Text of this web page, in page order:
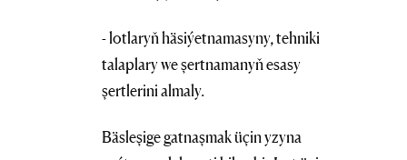
- lotlaryň häsiýetnamasyny, tehniki
talaplary we şertnamanyň esasy
şertlerini almaly.
Bäsleşige gatnaşmak üçin yzyna